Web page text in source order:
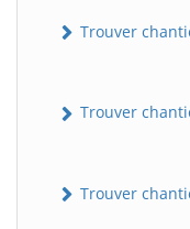
Trouver
Trouver
Trouver